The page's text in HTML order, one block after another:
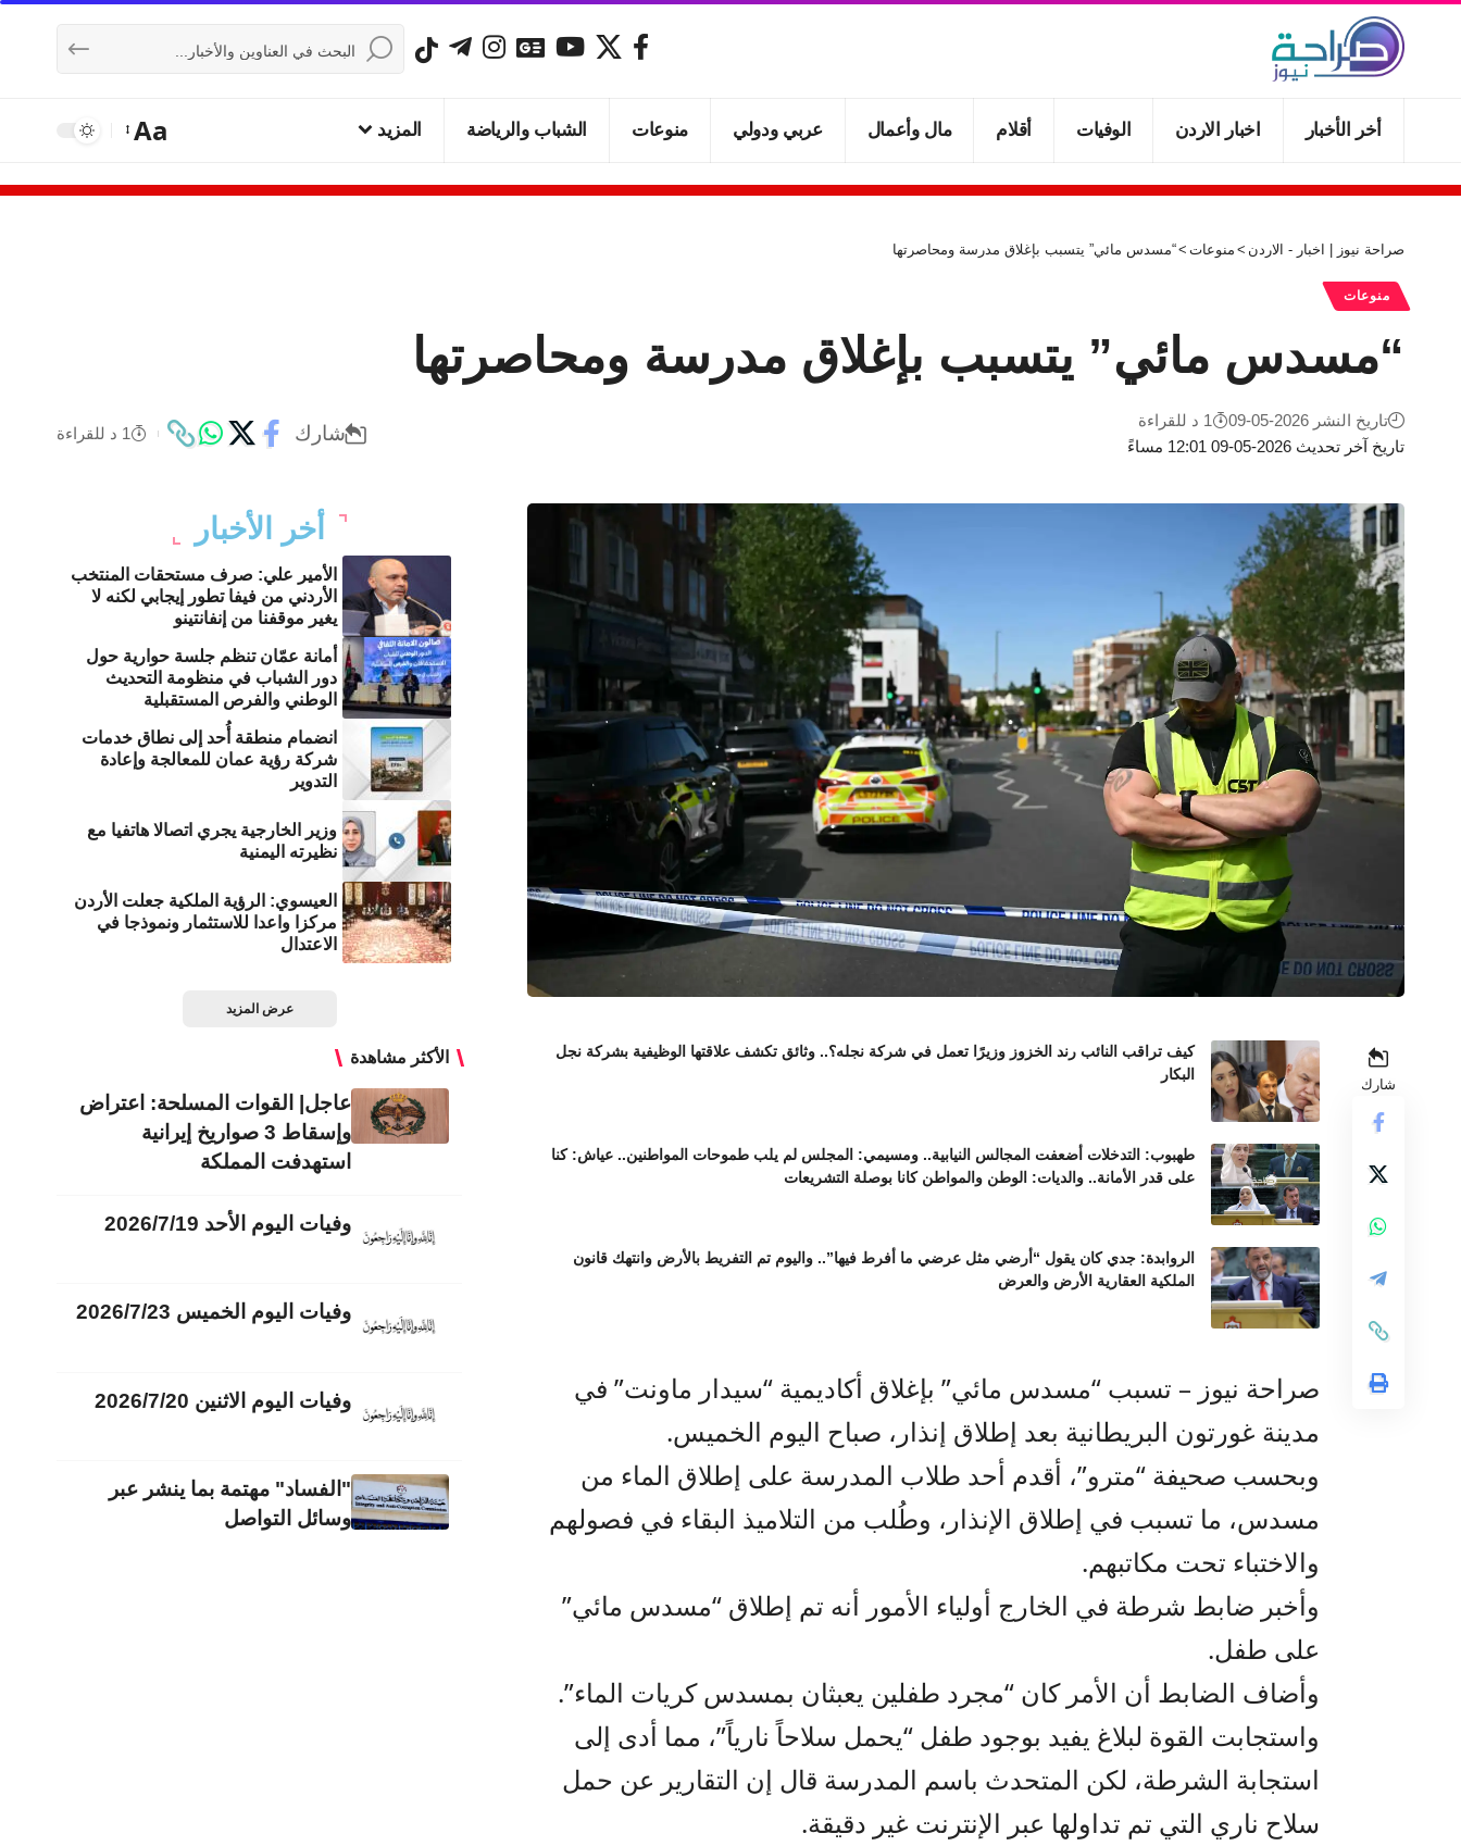
أخر الأخبار اخبار الاردن الوفيات أقلام مال وأعمال عربي ودولي منوعات الشباب والرياضة المزيد Aa
صراحة نيوز | اخبار - الاردن > منوعات >“مسدس مائي” يتسبب بإغلاق مدرسة ومحاصرتها
منوعات
“مسدس مائي” يتسبب بإغلاق مدرسة ومحاصرتها
تاريخ آخر تحديث 2026-05-09 12:01 مساءً
تاريخ النشر 2026-05-09 1 د للقراءة
شارك 1 د للقراءة
شارك
كيف تراقب النائب رند الخزوز وزيرًا تعمل في شركة نجله؟.. وثائق تكشف علاقتها الوظيفية بشركة نجل
البكار
طهبوب: التدخلات أضعفت المجالس النيابية.. ومسيمي: المجلس لم يلب طموحات المواطنين.. عياش: كنا
على قدر الأمانة.. والديات: الوطن والمواطن كانا بوصلة التشريعات
الروابدة: جدي كان يقول “أرضي مثل عرضي ما أفرط فيها”.. واليوم تم التفريط بالأرض وانتهك قانون
الملكية العقارية الأرض والعرض
صراحة نيوز – تسبب “مسدس مائي” بإغلاق أكاديمية “سيدار ماونت” في
مدينة غورتون البريطانية بعد إطلاق إنذار، صباح اليوم الخميس.
وبحسب صحيفة “مترو”، أقدم أحد طلاب المدرسة على إطلاق الماء من
مسدس، ما تسبب في إطلاق الإنذار، وطُلب من التلاميذ البقاء في فصولهم
والاختباء تحت مكاتبهم.
وأخبر ضابط شرطة في الخارج أولياء الأمور أنه تم إطلاق “مسدس مائي”
على طفل.
وأضاف الضابط أن الأمر كان “مجرد طفلين يعبثان بمسدس كريات الماء”.
واستجابت القوة لبلاغ يفيد بوجود طفل “يحمل سلاحاً نارياً”، مما أدى إلى
استجابة الشرطة، لكن المتحدث باسم المدرسة قال إن التقارير عن حمل
سلاح ناري التي تم تداولها عبر الإنترنت غير دقيقة.
أخر الأخبار
الأمير علي: صرف مستحقات المنتخب
الأردني من فيفا تطور إيجابي لكنه لا
يغير موقفنا من إنفانتينو
أمانة عمّان تنظم جلسة حوارية حول
دور الشباب في منظومة التحديث
الوطني والفرص المستقبلية
انضمام منطقة أُحد إلى نطاق خدمات
شركة رؤية عمان للمعالجة وإعادة
التدوير
وزير الخارجية يجري اتصالا هاتفيا مع
نظيرته اليمنية
العيسوي: الرؤية الملكية جعلت الأردن
مركزا واعدا للاستثمار ونموذجا في
الاعتدال
عرض المزيد
الأكثر مشاهدة
عاجل| القوات المسلحة: اعتراض
وإسقاط 3 صواريخ إيرانية
استهدفت المملكة
وفيات اليوم الأحد 2026/7/19
وفيات اليوم الخميس 2026/7/23
وفيات اليوم الاثنين 2026/7/20
"الفساد" مهتمة بما ينشر عبر
وسائل التواصل